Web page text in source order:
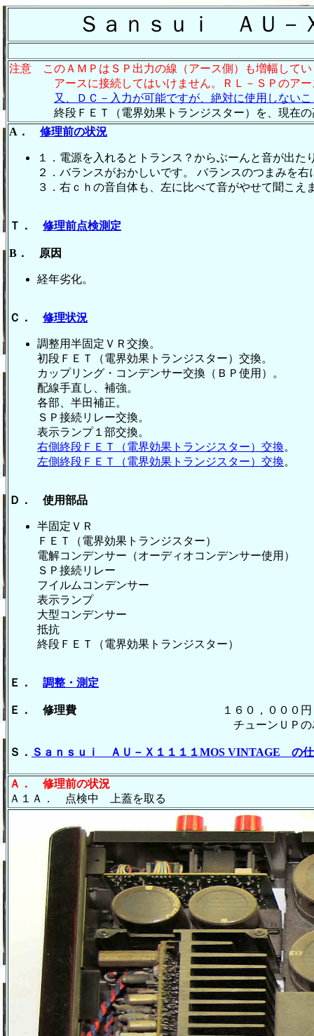
Ｓａｎｓｕｉ ＡＵ－
注意 このＡＭＰはＳＰ出力の線（アース側）も増幅してい
アースに接続してはいけません。ＲＬ－ＳＰのアー
又、ＤＣ－入力が可能ですが、絶対に使用しない
終段ＦＥＴ（電界効果トランジスター）を、現在の高
A． 修理前の状況
１．電源を入れるとトランス？からぶーんと音が出た
２．バランスがおかしいです。 バランスのつまみを
３．右ｃｈの音自体も、左に比べて音がやせて聞こえ
Ｔ． 修理前点検測定
B． 原因
経年劣化。
Ｃ． 修理状況
調整用半固定ＶＲ交換。
初段ＦＥＴ（電界効果トランジスター）交換。
カップリング・コンデンサー交換（ＢＰ使用）。
配線手直し、補強。
各部、半田補正。
ＳＰ接続リレー交換。
表示ランプ１部交換。
右側終段ＦＥＴ（電界効果トランジスター）交換。
左側終段ＦＥＴ（電界効果トランジスター）交換。
Ｄ． 使用部品
半固定ＶＲ
ＦＥＴ（電界効果トランジス
電解コンデンサー（オーディオコンデンサー
ＳＰ接続リレ
フイルムコンデン
表示ランプ
大型コンデンサ
抵抗
終段ＦＥＴ（電界効果トランジス
Ｅ． 調整・測定
Ｅ． 修理費 １６０，０００円 オー
チューンＵＰの為に、Ａ１Ａの大型
Ｓ． Ｓａｎｓｕｉ ＡＵ－Ｘ１１１１MOS VINTAGE の仕
Ａ．
修理前の状況
Ａ１Ａ． 点検中 上蓋を取る